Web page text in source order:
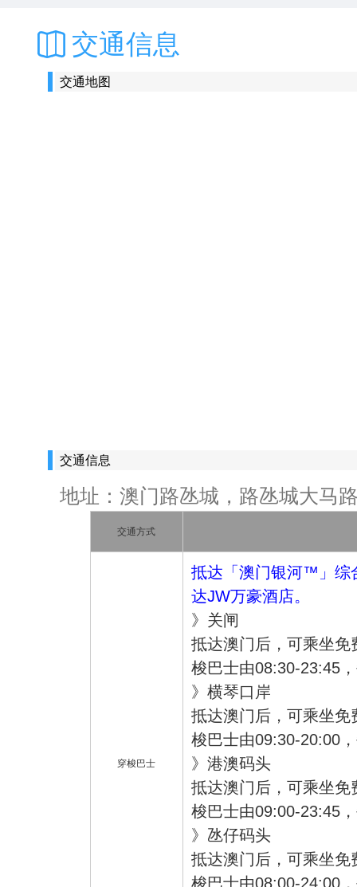
交通信息
交通地图
交通信息
地址：澳门路氹城，路氹城大马
交通方式
穿梭巴士
抵达「澳门银河™」综
达JW万豪酒店。
》关闸
抵达澳门后，可乘坐
梭巴士由08:30-23:45
》横琴口岸
抵达澳门后，可乘坐
梭巴士由09:30-20:00
》港澳码头
抵达澳门后，可乘坐
梭巴士由09:00-23:45
》氹仔码头
抵达澳门后，可乘坐
梭巴士由08:00-24:00